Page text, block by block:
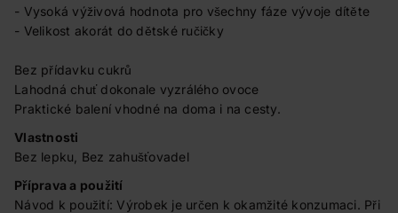
- Vysoká výživová hodnota pro všechny fáze vývoje dítěte
- Velikost akorát do dětské ručičky
Bez přídavku cukrů
Lahodná chuť dokonale vyzrálého ovoce
Praktické balení vhodné na doma i na cesty.
Vlastnosti
Bez lepku, Bez zahušťovadel
Příprava a použití
Návod k použití: Výrobek je určen k okamžité konzumaci. Při